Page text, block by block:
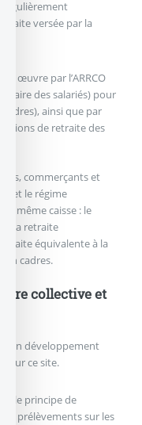
régulièrement
versée par la
œuvre par l’ARRCO
des salariés) pour
cadres), ainsi que par
de retraite des
commerçants et
et le régime
et même caisse : le
La retraite
équivalente à la
cadres.
collective et
un développement
sur ce site.
le principe de
prélèvements sur les